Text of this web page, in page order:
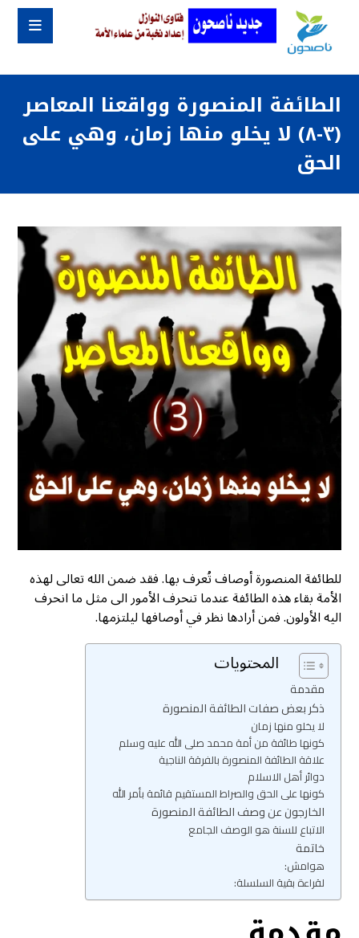
الطائفة المنصورة وواقعنا المعاصر
(٣-٨) لا يخلو منها زمان، وهي على
الحق
للطائفة المنصورة أوصاف تُعرف بها. فقد ضمن الله تعالى لهذه
الأمة بقاء هذه الطائفة عندما تنحرف الأمور الى مثل ما انحرف
اليه الأولون. فمن أرادها نظر في أوصافها ليلتزمها.
المحتويات
مقدمة
ذكر بعض صفات الطائفة المنصورة
لا يخلو منها زمان
كونها طائفة من أمة محمد صلى الله عليه وسلم
علاقة الطائفة المنصورة بالفرقة الناجية
دوائر أهل الاسلام
كونها على الحق والصراط المستقيم قائمة بأمر الله
الخارجون عن وصف الطائفة المنصورة
الاتباع للسنة هو الوصف الجامع
خاتمة
هوامش:
لقراءة بقية السلسلة: